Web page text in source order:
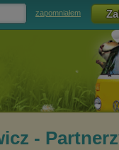
zapomniałem
-